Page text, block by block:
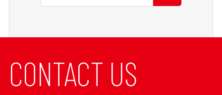
CONTACT US